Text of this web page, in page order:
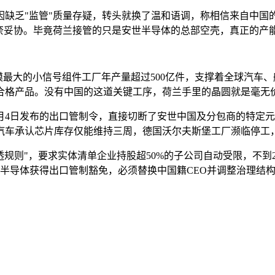
乏"监管"质量存疑，转头就换了温和语调，称相信来自中
协。毕竟荷兰接管的只是安世半导体的总部空壳，真正的产
大的小信号组件工厂年产量超过500亿件，支撑着全球汽车
产品。没有中国的这道关键工序，荷兰手里的晶圆就是毫无
日发布的出口管制令，直接切断了安世中国及分包商的特定
承认芯片库存仅能维持三周，德国沃尔夫斯堡工厂濒临停
则"，要求实体清单企业持股超50%的子公司自动受限，不
导体获得出口管制豁免，必须替换中国籍CEO并调整治理